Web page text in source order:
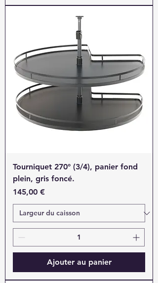
Tourniquet 270° (3/4), panier fond
plein, gris foncé.
Prix
145,00 €
Ajouter au panier